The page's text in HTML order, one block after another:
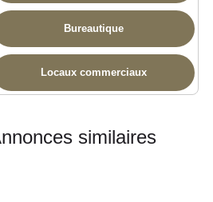
Bureautique
Locaux commerciaux
similaires